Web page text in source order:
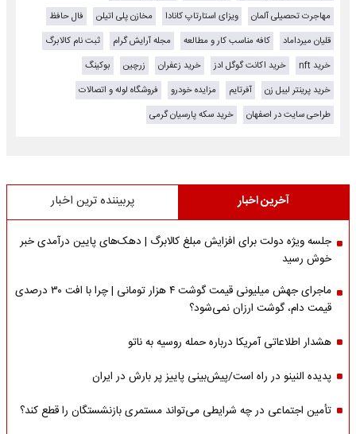
مهاجرت تحصیلی آلمان
ویزای استارتاپ کانادا مخازن پلی اتیلن
فال حافظ
قلیان میرداماد
کافه مناسب کار و مطالعه مجله آرایش گرام
ثبت نام کالابرگ
خرید nft
خرید اکانت گوگل ادز خرید زعفران زرچین
بوکینگ
خرید پرینتر لیبل زن
آفرتایم مزایده خودرو
فروشگاه لوله و اتصالات
طراحی سایت در اصفهان
خرید سکه پارسیان گرمی
آخرین اخبار پربیننده ترین اخبار
جلسه ویژه دولت برای افزایش مبلغ کالابرگ | دهک‌های پایین درآمدی خبر
خوش رسید
ماجرای جهش میلیونی قیمت گوشت ۴ هزار تومانی | چرا با افت ۳۰ درصدی
قیمت دام، گوشت ارزان نمی‌شود؟
هشدار اطلاعاتی آمریکا درباره حمله روسیه به ناتو
پدیده النینو در راه است/پیش‌بینی پاییز پر بارش در ایران
تأمین اجتماعی در چه شرایطی می‌تواند مستمری بازنشستگان را قطع کند؟